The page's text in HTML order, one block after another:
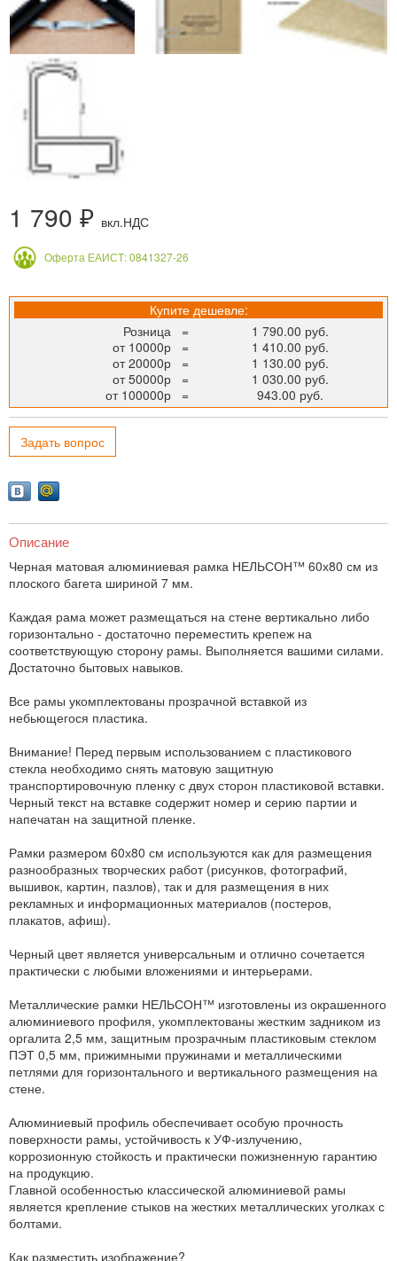
1 790 ₽ вкл.НДС
Оферта ЕАИСТ: 0841327-26
Купите дешевле:
Розница
=
1 790.00 руб.
от 10000р
=
1 410.00 руб.
от 20000р
=
1 130.00 руб.
от 50000р
=
1 030.00 руб.
от 100000р
= 943.00 руб.
Задать вопрос
Описание
Черная матовая алюминиевая рамка НЕЛЬСОН™ 60х80 см из
плоского багета шириной 7 мм.
Каждая рама может размещаться на стене вертикально либо
горизонтально - достаточно переместить крепеж на
соответствующую сторону рамы. Выполняется вашими силами.
Достаточно бытовых навыков.
Все рамы укомплектованы прозрачной вставкой из
небьющегося пластика.
Внимание! Перед первым использованием с пластикового
стекла необходимо снять матовую защитную
транспортировочную пленку с двух сторон пластиковой вставки.
Черный текст на вставке содержит номер и серию партии и
напечатан на защитной пленке.
Рамки размером 60х80 см используются как для размещения
разнообразных творческих работ (рисунков, фотографий,
вышивок, картин, пазлов), так и для размещения в них
рекламных и информационных материалов (постеров,
плакатов, афиш).
Черный цвет является универсальным и отлично сочетается
практически с любыми вложениями и интерьерами.
Металлические рамки НЕЛЬСОН™ изготовлены из окрашенного
алюминиевого профиля, укомплектованы жестким задником из
оргалита 2,5 мм, защитным прозрачным пластиковым стеклом
ПЭТ 0,5 мм, прижимными пружинами и металлическими
петлями для горизонтального и вертикального размещения на
стене.
Алюминиевый профиль обеспечивает особую прочность
поверхности рамы, устойчивость к УФ-излучению,
коррозионную стойкость и практически пожизненную гарантию
на продукцию.
Главной особенностью классической алюминиевой рамы
является крепление стыков на жестких металлических уголках с
болтами.
Как разместить изображение?